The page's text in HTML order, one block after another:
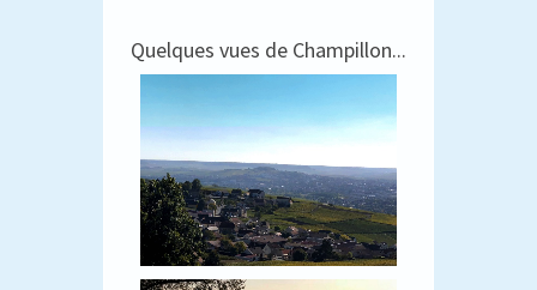
Quelques vues de Champillon...